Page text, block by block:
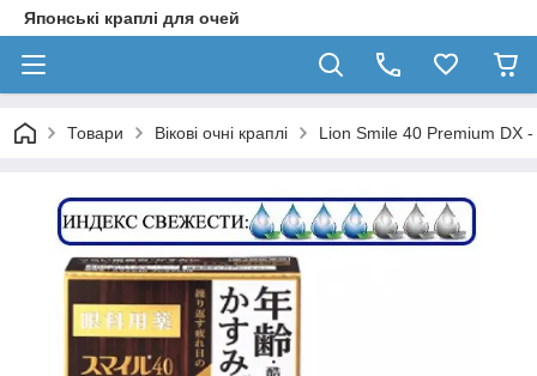
Японські краплі для очей
Товари Вікові очні краплі Lion Smile 40 Premium DX -